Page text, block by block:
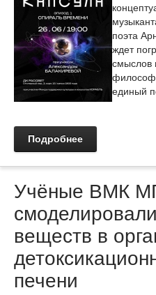
поэта
ждет
смыслов
единый
Подробнее
Учёные ВМК
веществ в
печени